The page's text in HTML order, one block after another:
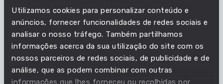
Utilizamos cookies para personalizar conteúdo e
anúncios, fornecer funcionalidades de redes sociais e
analisar o nosso tráfego. Também partilhamos
informações acerca da sua utilização do site com os
nossos parceiros de redes sociais, de publicidade e de
análise, que as podem combinar com outras
informações que lhes forneceu ou recolhidas por
Pertencente à profissão:
Audiologistas e terapeutas da fala
VER PROFISSÃO